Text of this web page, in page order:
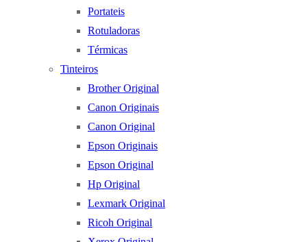
Portateis
Rotuladoras
Térmicas
Tinteiros
Brother Original
Canon Originais
Canon Original
Epson Originais
Epson Original
Hp Original
Lexmark Original
Ricoh Original